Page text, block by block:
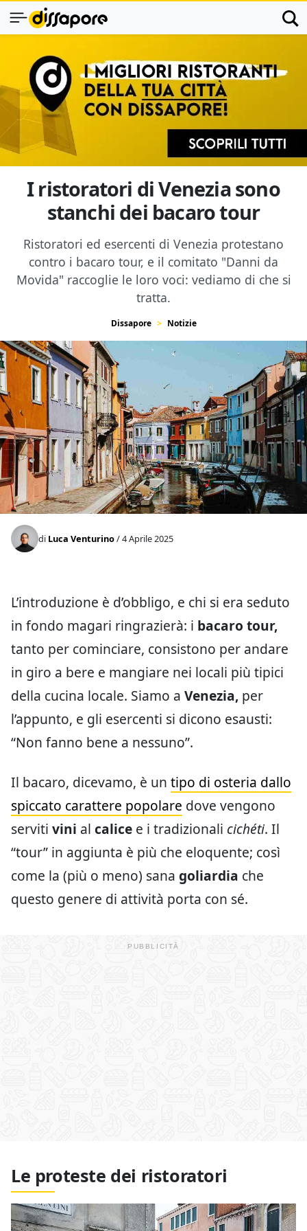
I ristoratori di Venezia sono
stanchi dei bacaro tour
Ristoratori ed esercenti di Venezia protestano
contro i bacaro tour, e il comitato "Danni da
Movida" raccoglie le loro voci: vediamo di che si
tratta.
Dissapore Notizie
di Luca Venturino/ 4 Aprile 2025
L’introduzione è d’obbligo, e chi si era seduto
in fondo magari ringrazierà: i bacaro tour,
tanto per cominciare, consistono per andare
in giro a bere e mangiare nei locali più tipici
della cucina locale. Siamo a Venezia, per
l’appunto, e gli esercenti si dicono esausti:
“Non fanno bene a nessuno”.
Il bacaro, dicevamo, è un tipo di osteria dallo
spiccato carattere popolare dove vengono
serviti vini al calice e i tradizionali cichéti. Il
“tour” in aggiunta è più che eloquente; così
come la (più o meno) sana goliardia che
questo genere di attività porta con sé.
Le proteste dei ristoratori